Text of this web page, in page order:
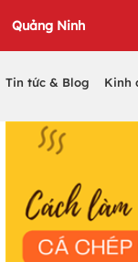
Tin tức & Blog Kinh